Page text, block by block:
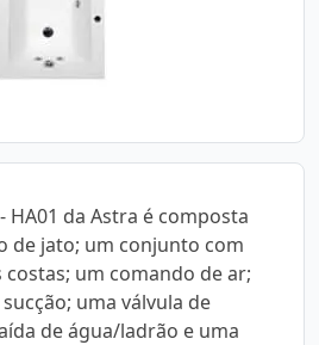
HA01 da Astra é composta
de jato; um conjunto com
um comando de ar;
uma válvula de
de água/ladrão e uma